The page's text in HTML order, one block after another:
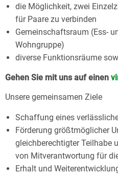
die Möglichkeit, zwei
für Paare zu verbinden
Gemeinschaftsraum (Ess-
Wohngruppe)
diverse Funktionsräume
Gehen Sie mit uns auf einen
Unsere gemeinsamen Ziele
Schaffung eines
Förderung größtmöglicher
gleichberechtigter Teilhabe
von Mitverantwortung für
Erhalt und